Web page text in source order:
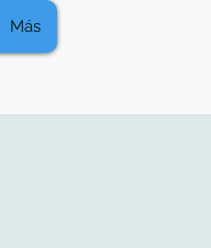
Más